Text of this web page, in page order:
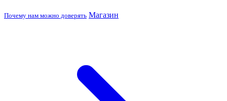
Почему нам можно доверять Магазин